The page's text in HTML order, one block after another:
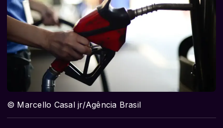
© Marcello Casal jr/Agência Brasil